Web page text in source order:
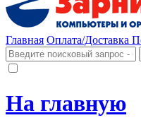
Главная Оплата/Доставка
На главную